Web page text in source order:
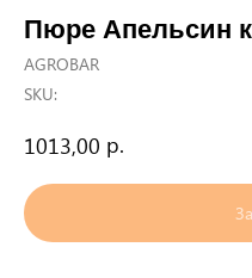
Пюре Апельсин
AGROBAR
SKU:
1013,00 р.